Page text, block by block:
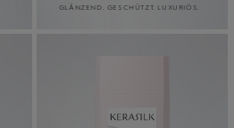
GLÄNZEND. GESCHÜTZT. LUXURIÖS.